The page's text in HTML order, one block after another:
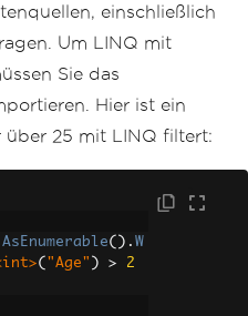
einschließlich
Um LINQ mit
Sie das
Hier ist ein
über 25 mit LINQ filtert:
AsEnumerable(). W
( "Age" ) >
2